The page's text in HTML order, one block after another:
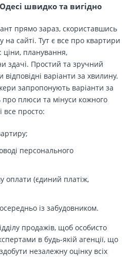
швидко та вигідно
прямо зараз, скориставшись
сайті. Тут є все про квартири
ціни, планування,
здачі. Простий та зручний
варіанти за хвилину.
запропонують варіанти за
плюси та мінуси кожного
все просто:
персонального
оплати (єдиний платіж,
із забудовником.
продажів, щоб особисто
в будь-якій агенції, що
незалежну оцінку всіх